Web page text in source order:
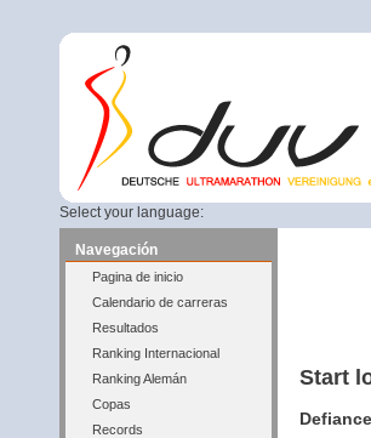
Select your language:
Navegación
Pagina de inicio
Calendario de carreras
Resultados
Ranking Internacional
Ranking Alemán
Copas
Records
Start